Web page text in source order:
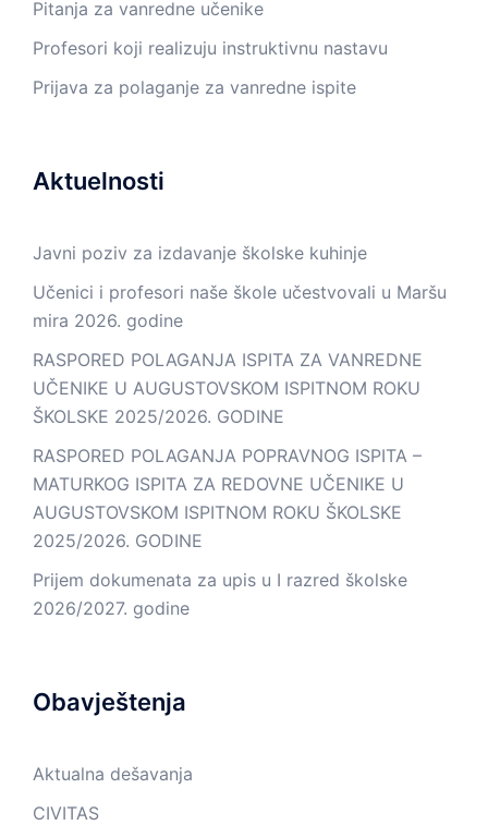
Pitanja za vanredne učenike
Profesori koji realizuju instruktivnu nastavu
Prijava za polaganje za vanredne ispite
Aktuelnosti
Javni poziv za izdavanje školske kuhinje
Učenici i profesori naše škole učestvovali u Maršu
mira 2026. godine
RASPORED POLAGANJA ISPITA ZA VANREDNE
UČENIKE U AUGUSTOVSKOM ISPITNOM ROKU
ŠKOLSKE 2025/2026. GODINE
RASPORED POLAGANJA POPRAVNOG ISPITA –
MATURKOG ISPITA ZA REDOVNE UČENIKE U
AUGUSTOVSKOM ISPITNOM ROKU ŠKOLSKE
2025/2026. GODINE
Prijem dokumenata za upis u I razred školske
2026/2027. godine
Obavještenja
Aktualna dešavanja
CIVITAS